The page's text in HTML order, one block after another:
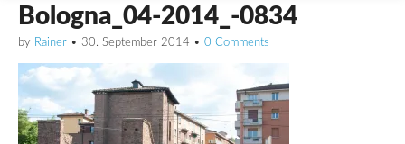
Bologna_04-2014_-0834
by Rainer • 30. September 2014 • 0 Comments